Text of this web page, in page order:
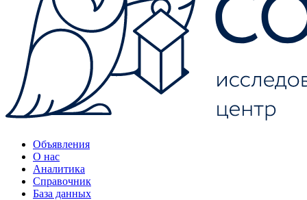
Объявления
О нас
Аналитика
Справочник
База данных